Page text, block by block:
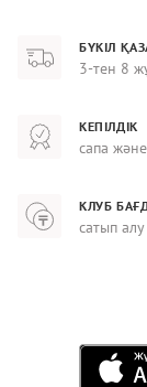
БҮКІЛ
3-тен 8
КЕПІЛДІК
сапа
КЛУБ
сатып